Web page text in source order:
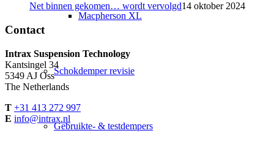
Macpherson XL
Schokdemper revisie
Gebruikte- & testdempers
Net binnen gekomen… wordt vervolgd14 oktober 2024
Contact
Intrax Suspension Technology
Kantsingel 34
5349 AJ Oss
The Netherlands
T +31 413 272 997
E info@intrax.nl